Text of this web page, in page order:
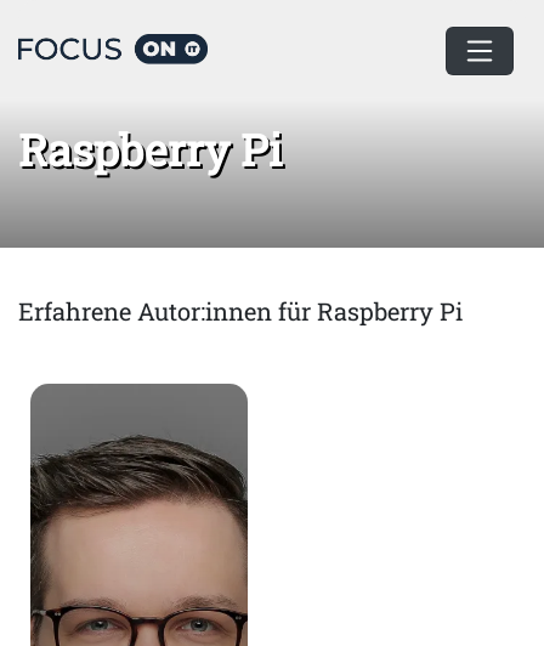
Home Raspberry Pi
Raspberry Pi
Erfahrene Autor:innen für Raspberry Pi